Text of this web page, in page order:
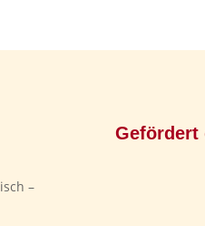
–
Gefördert